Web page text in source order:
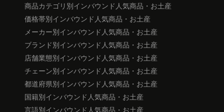
商品カテゴリ別インバウンド人気商品・お土産
価格帯別インバウンド人気商品・お土産
メーカー別インバウンド人気商品・お土産
ブランド別インバウンド人気商品・お土産
店舗業態別インバウンド人気商品・お土産
チェーン別インバウンド人気商品・お土産
都道府県別インバウンド人気商品・お土産
国籍別インバウンド人気商品・お土産
言語別インバウンド人気商品・お土産